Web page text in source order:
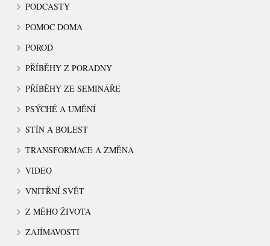
PODCASTY
POMOC DOMA
POROD
PŘÍBĚHY Z PORADNY
PŘÍBĚHY ZE SEMINÁŘE
PSÝCHÉ A UMĚNÍ
STÍN A BOLEST
TRANSFORMACE A ZMĚNA
VIDEO
VNITŘNÍ SVĚT
Z MÉHO ŽIVOTA
ZAJÍMAVOSTI